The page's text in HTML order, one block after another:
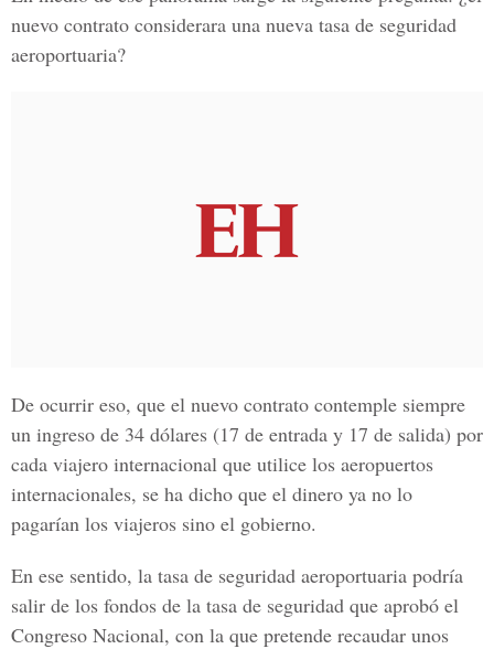
nuevo contrato considerara una nueva tasa de seguridad
aeroportuaria?
De ocurrir eso, que el nuevo contrato contemple siempre
un ingreso de 34 dólares (17 de entrada y 17 de salida) por
cada viajero internacional que utilice los aeropuertos
internacionales, se ha dicho que el dinero ya no lo
pagarían los viajeros sino el gobierno.
En ese sentido, la tasa de seguridad aeroportuaria podría
salir de los fondos de la tasa de seguridad que aprobó el
Congreso Nacional, con la que pretende recaudar unos